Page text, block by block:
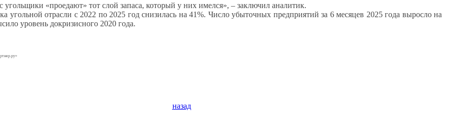
угольщики «проедают» тот слой запаса, который у них имелся», – заключил аналитик.
угольной отрасли с 2022 по 2025 год снизилась на 41%. Число убыточных предприятий за 6 месяцев 2025 года выросло на
уровень докризисного 2020 года.
назад